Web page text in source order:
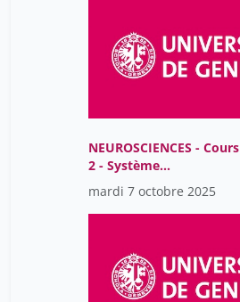
NEUROSCIENCES - Cours
2 - Système
somatomoteur
mardi 7 octobre 2025